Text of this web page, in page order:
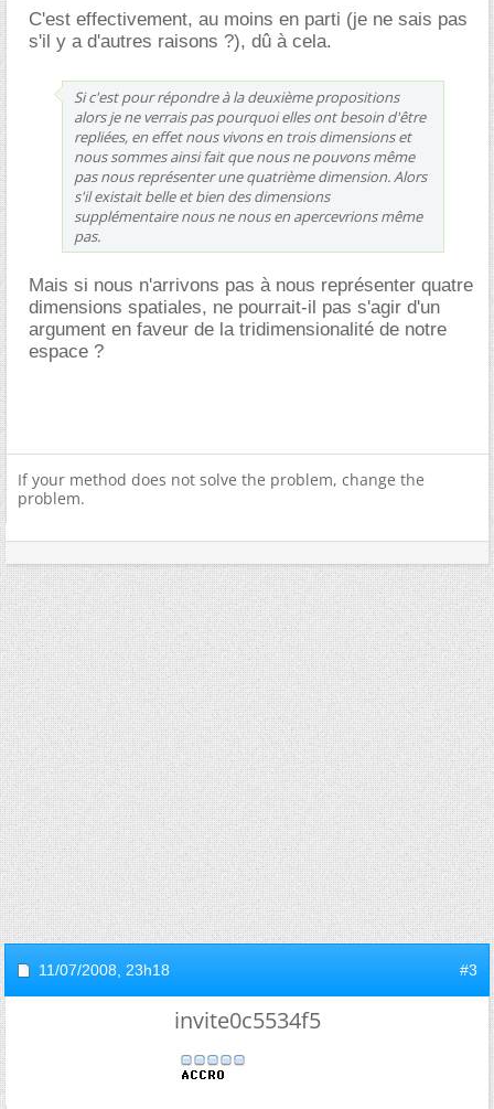
C'est effectivement, au moins en parti (je ne sais pas
s'il y a d'autres raisons ?), dû à cela.
Si c'est pour répondre à la deuxième propositions
alors je ne verrais pas pourquoi elles ont besoin d'être
repliées, en effet nous vivons en trois dimensions et
nous sommes ainsi fait que nous ne pouvons même
pas nous représenter une quatrième dimension. Alors
s'il existait belle et bien des dimensions
supplémentaire nous ne nous en apercevrions même
pas.
Mais si nous n'arrivons pas à nous représenter quatre
dimensions spatiales, ne pourrait-il pas s'agir d'un
argument en faveur de la tridimensionalité de notre
espace ?
If your method does not solve the problem, change the
problem.
11/07/2008, 23h18 #3
invite0c5534f5